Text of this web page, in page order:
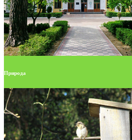
Природа